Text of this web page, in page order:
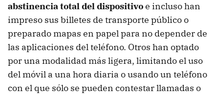
abstinencia total del dispositivoe incluso han
impreso sus billetes de transporte público o
preparado mapas en papel para no depender de
las aplicaciones del teléfono. Otros han optado
por una modalidad más ligera, limitando el uso
del móvil a una hora diaria o usando un teléfono
con el que sólo se pueden contestar llamadas o